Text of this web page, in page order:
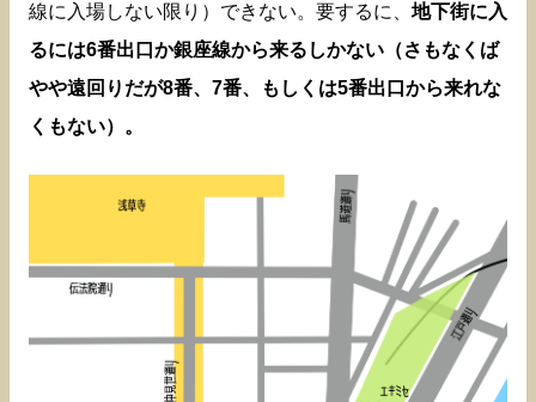
線に入場しない限り）できない。要するに、 地下街に入
るには6番出口か銀座線から来るしかない（さもなくば
やや遠回りだが8番、7番、もしくは5番出口から来れな
くもない）。